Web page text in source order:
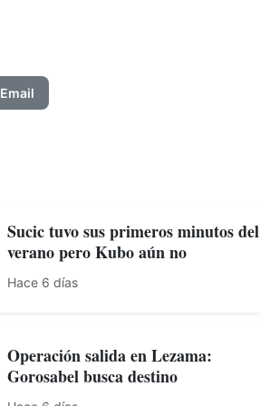
Email
Sucic tuvo sus primeros minutos del
verano pero Kubo aún no
Hace 6 días
Operación salida en Lezama:
Gorosabel busca destino